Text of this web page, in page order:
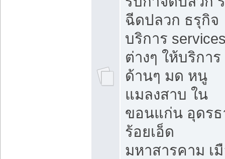
ฉีดปลวก ธรุกิจ
บริการ
ต่างๆ ให้บริการ
ด้านๆ มด หนู
แมลงสาบ ใน
ขอนแก่น อุดร
ร้อยเอ็ด
มหาสารคาม เ